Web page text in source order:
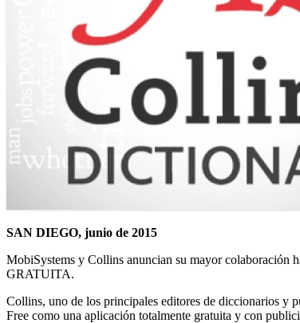
SAN DIEGO, junio de 2015
MobiSystems y Collins anuncian su mayor colaboración
GRATUITA.
Collins, uno de los principales editores de diccionarios y
Free como una aplicación totalmente gratuita y con